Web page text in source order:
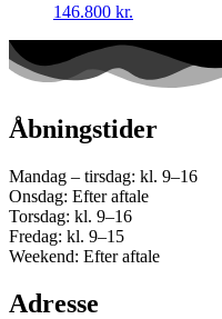
146.800 kr.
Åbningstider
Mandag – tirsdag: kl. 9–16
Onsdag: Efter aftale
Torsdag: kl. 9–16
Fredag: kl. 9–15
Weekend: Efter aftale
Adresse